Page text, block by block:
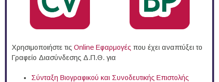
Χρησιμοποιήστε τις Online Eφαρμογές που έχει αναπτύξει το
Γραφείο Διασύνδεσης Δ.Π.Θ. για
Σύνταξη Βιογραφικού και Συνοδευτικής Επιστολής